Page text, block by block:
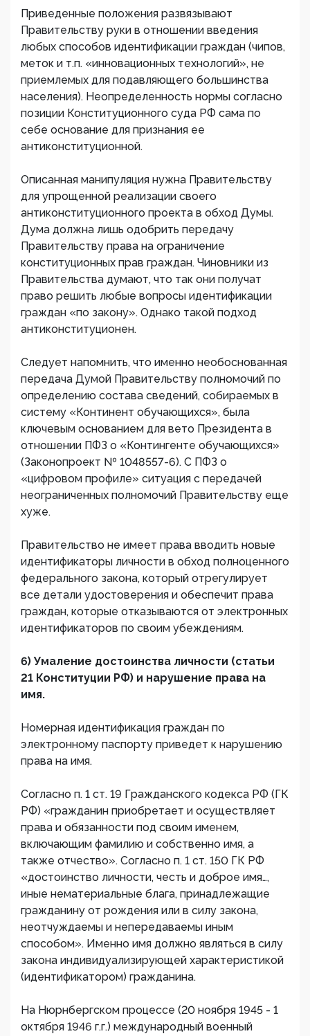
Приведенные положения развязывают
Правительству руки в отношении введения
любых способов идентификации граждан (чипов,
меток и т.п. «инновационных технологий», не
приемлемых для подавляющего большинства
населения). Неопределенность нормы согласно
позиции Конституционного суда РФ сама по
себе основание для признания ее
антиконституционной.
Описанная манипуляция нужна Правительству
для упрощенной реализации своего
антиконституционного проекта в обход Думы.
Дума должна лишь одобрить передачу
Правительству права на ограничение
конституционных прав граждан. Чиновники из
Правительства думают, что так они получат
право решить любые вопросы идентификации
граждан «по закону». Однако такой подход
антиконституционен.
Следует напомнить, что именно необоснованная
передача Думой Правительству полномочий по
определению состава сведений, собираемых в
систему «Континент обучающихся», была
ключевым основанием для вето Президента в
отношении ПФЗ о «Контингенте обучающихся»
(Законопроект № 1048557-6). С ПФЗ о
«цифровом профиле» ситуация с передачей
неограниченных полномочий Правительству еще
хуже.
Правительство не имеет права вводить новые
идентификаторы личности в обход полноценного
федерального закона, который отрегулирует
все детали удостоверения и обеспечит права
граждан, которые отказываются от электронных
идентификаторов по своим убеждениям.
6) Умаление достоинства личности (статьи
21 Конституции РФ) и нарушение права на
имя.
Номерная идентификация граждан по
электронному паспорту приведет к нарушению
права на имя.
Согласно п. 1 ст. 19 Гражданского кодекса РФ (ГК
РФ) «гражданин приобретает и осуществляет
права и обязанности под своим именем,
включающим фамилию и собственно имя, а
также отчество». Согласно п. 1 ст. 150 ГК РФ
«достоинство личности, честь и доброе имя…,
иные нематериальные блага, принадлежащие
гражданину от рождения или в силу закона,
неотчуждаемы и непередаваемы иным
способом». Именно имя должно являться в силу
закона индивидуализирующей характеристикой
(идентификатором) гражданина.
На Нюрнбергском процессе (20 ноября 1945 - 1
октября 1946 г.г.) международный военный